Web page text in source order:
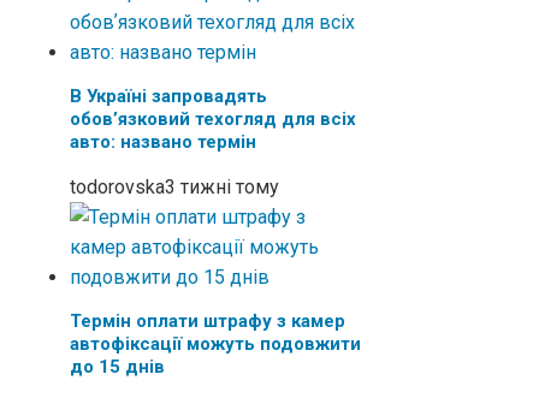
В Україні запровадять
обовʼязковий техогляд для всіх
авто: названо термін
todorovska3 тижні тому
Термін оплати штрафу з камер
автофіксації можуть подовжити
до 15 днів